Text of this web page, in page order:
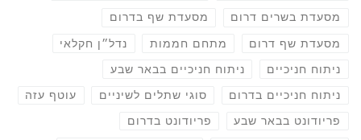
מסעדת בשרים דרום מסעדת שף בדרום
מסעדת שף דרום מתחם חממות נדל״ן חקלאי
ניתוח חניכיים ניתוח חניכיים בבאר שבע
ניתוח חניכיים בדרום סוגי שתלים לשיניים עוטף עזה
פריודונט בבאר שבע פריודונט בדרום